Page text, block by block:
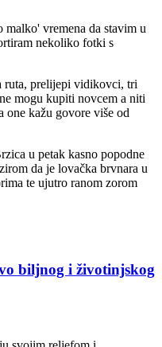
malko' vremena da stavim u
nekoliko fotki s
ruta, prelijepi vidikovci, tri
mogu kupiti novcem a niti
one kažu govore više od
u petak kasno popodne
da je lovačka brvnara u
te ujutro ranom zorom
biljnog i životinjskog